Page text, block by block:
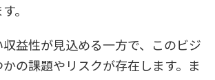
。
益性が見込める一方で、このビジ
の課題やリスクが存在します。ま